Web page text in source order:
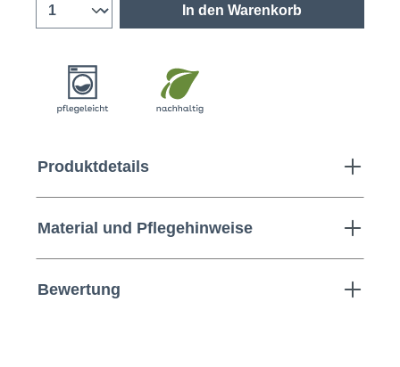
In den Warenkorb
Produktdetails
Material und Pflegehinweise
Bewertung